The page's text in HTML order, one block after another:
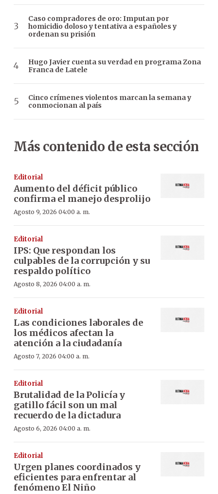
Caso compradores de oro: Imputan por
homicidio doloso y tentativa a españoles y
ordenan su prisión
Hugo Javier cuenta su verdad en programa Zona
Franca de Latele
Cinco crímenes violentos marcan la semana y
conmocionan al país
Más contenido de esta sección
Editorial
Aumento del déficit público
confirma el manejo desprolijo
Agosto 9, 2026 04:00 a. m.
Editorial
IPS: Que respondan los
culpables de la corrupción y su
respaldo político
Agosto 8, 2026 04:00 a. m.
Editorial
Las condiciones laborales de
los médicos afectan la
atención a la ciudadanía
Agosto 7, 2026 04:00 a. m.
Editorial
Brutalidad de la Policía y
gatillo fácil son un mal
recuerdo de la dictadura
Agosto 6, 2026 04:00 a. m.
Editorial
Urgen planes coordinados y
eficientes para enfrentar al
fenómeno El Niño